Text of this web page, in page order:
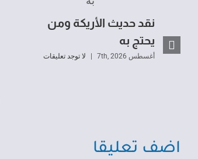
نقد حديث الأريكة ومن
يحتج به
أغسطس 7th, 2026 | لا توجد تعليقات
اضف تعليقا